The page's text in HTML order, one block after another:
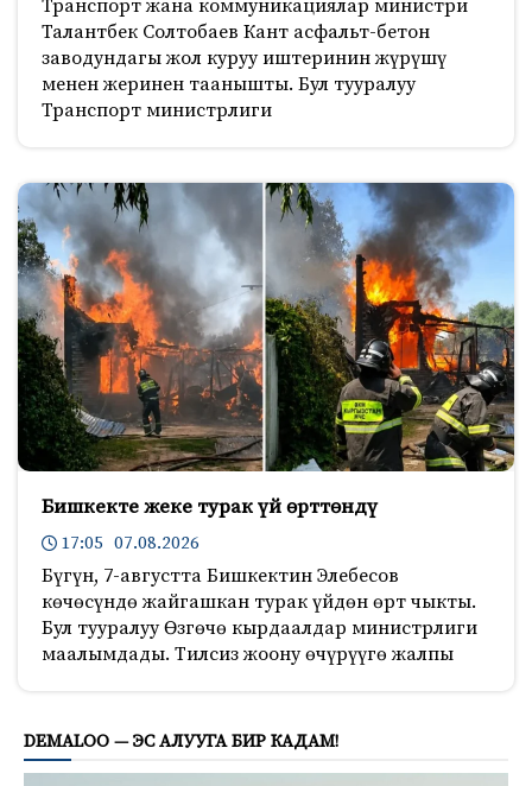
Транспорт жана коммуникациялар министри
Талантбек Солтобаев Кант асфальт-бетон
заводундагы жол куруу иштеринин жүрүшү
менен жеринен таанышты. Бул тууралуу
Транспорт министрлиги
Бишкекте жеке турак үй өрттөндү
17:05 07.08.2026
Бүгүн, 7-августта Бишкектин Элебесов
көчөсүндө жайгашкан турак үйдөн өрт чыкты.
Бул тууралуу Өзгөчө кырдаалдар министрлиги
маалымдады. Тилсиз жоону өчүрүүгө жалпы
DEMALOO — ЭС АЛУУГА БИР КАДАМ!